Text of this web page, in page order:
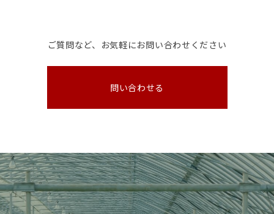
ご質問など、お気軽にお問い合わせください
問い合わせる